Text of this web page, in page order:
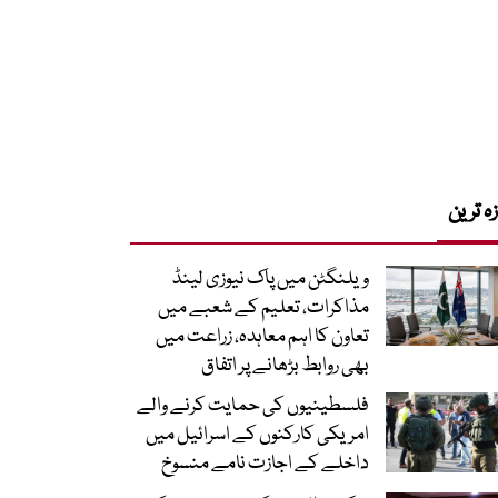
ترین
ویلنگٹن میں پاک نیوزی لینڈ
مذاکرات، تعلیم کے شعبے میں
تعاون کا اہم معاہدہ، زراعت میں
بھی روابط بڑھانے پر اتفاق
فلسطینیوں کی حمایت کرنے والے
امریکی کارکنوں کے اسرائیل میں
داخلے کے اجازت نامے منسوخ